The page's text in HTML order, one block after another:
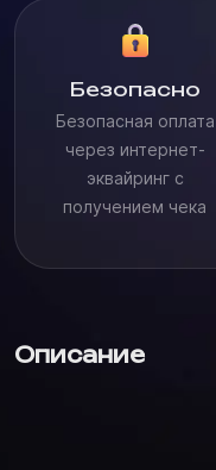
Безопасно
Безопасная оплата
через интернет-
эквайринг с
получением чека
Описание